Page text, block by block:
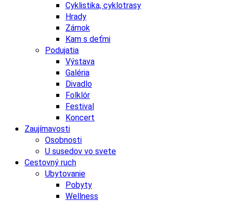
Cyklistika, cyklotrasy
Hrady
Zámok
Kam s deťmi
Podujatia
Výstava
Galéria
Divadlo
Folklór
Festival
Koncert
Zaujímavosti
Osobnosti
U susedov vo svete
Cestovný ruch
Ubytovanie
Pobyty
Wellness